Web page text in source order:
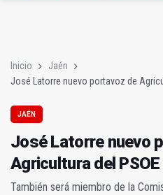
Inicio
Jaén
José Latorre nuevo portavoz de
JAÉN
José Latorre nuevo
Agricultura del
También será miembro de la